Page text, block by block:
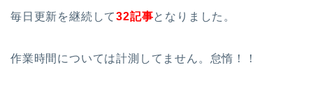
毎日更新を継続して32記事となりました。
作業時間については計測してません。怠惰！！